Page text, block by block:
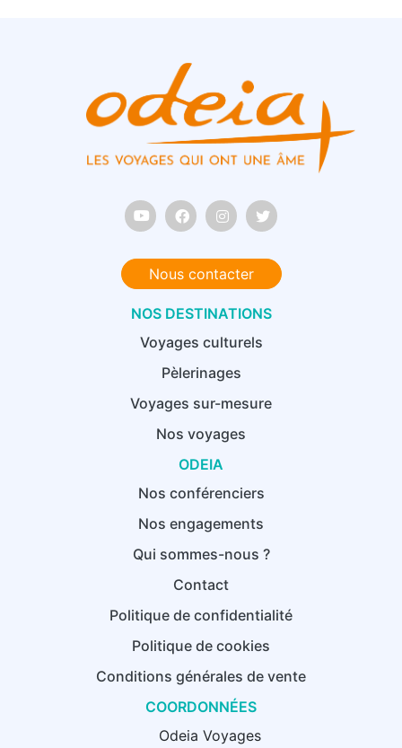
Nous contacter
NOS DESTINATIONS
Voyages culturels
Pèlerinages
Voyages sur-mesure
Nos voyages
ODEIA
Nos conférenciers
Nos engagements
Qui sommes-nous ?
Contact
Politique de confidentialité
Politique de cookies
Conditions générales de vente
COORDONNÉES
Odeia Voyages